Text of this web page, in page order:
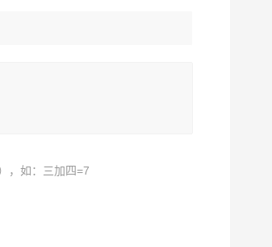
，如：三加四=7